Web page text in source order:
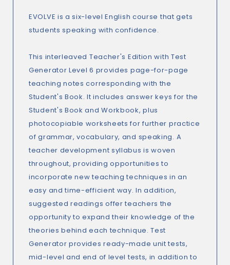
EVOLVE is a six-level English course that gets
students speaking with confidence.
This interleaved Teacher's Edition with Test
Generator Level 6 provides page-for-page
teaching notes corresponding with the
Student's Book. It includes answer keys for the
Student's Book and Workbook, plus
photocopiable worksheets for further practice
of grammar, vocabulary, and speaking. A
teacher development syllabus is woven
throughout, providing opportunities to
incorporate new teaching techniques in an
easy and time-efficient way. In addition,
suggested readings offer teachers the
opportunity to expand their knowledge of the
theories behind each technique. Test
Generator provides ready-made unit tests,
mid-level and end of level tests, in addition to